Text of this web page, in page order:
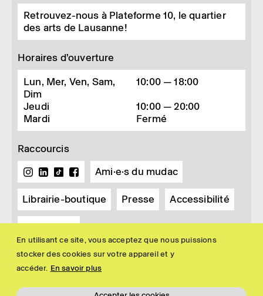
En utilisant ce site, vous acceptez que nous puissions
stocker des cookies sur votre appareil et y
accéder. En savoir plus
Retrouvez-nous à Plateforme 10, le quartier
des arts de Lausanne!
Horaires d’ouverture
Lun, Mer, Ven, Sam,
Dim
10:00 — 18:00
Jeudi
10:00 — 20:00
Mardi
Fermé
Raccourcis
Ami·e·s du mudac
Librairie-boutique Presse Accessibilité
Newsletter